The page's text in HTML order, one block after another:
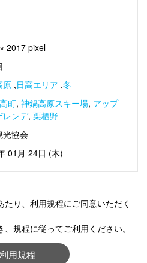
2017 pixel
原 ,日高エリア ,冬
町, 神鍋高原スキー場, アップ
レンデ, 栗栖野
光協会
01月 24日 (木)
り、利用規程にご同意いただく
規程に従ってご利用ください。
用規程